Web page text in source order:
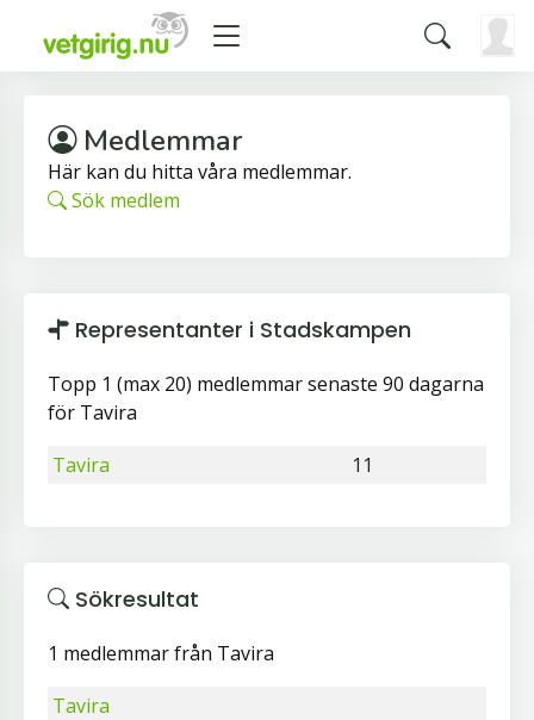
Medlemmar
Här kan du hitta våra medlemmar.
Sök medlem
Representanter i Stadskampen
Topp 1 (max 20) medlemmar senaste 90 dagarna
för Tavira
Tavira
11
Sökresultat
1 medlemmar från Tavira
Tavira